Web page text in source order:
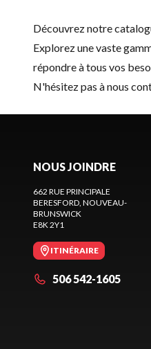
Découvrez notre
Explorez une vaste
répondre à tous vos
N'hésitez pas ànous
NOUS JOINDRE
662 RUE PRINCIPALE
BERESFORD , NOUVEAU-
BRUNSWICK
E8K 2Y1
ITINÉRAIRE
506 542-1605